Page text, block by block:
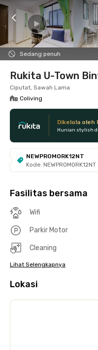
Sedang penuh
8 Agt 26 -
Foto Fasilitas
Rukita U-Town
Ciputat, Sawah Lama
Coliving
Dikelola oleh
Hunian stylish
NEWPROMORK12NT
Kode: NEWPROMORK12NT
Fasilitas bersama
Wifi
Parkir Motor
Cleaning
Lihat Selengkapnya
Lokasi